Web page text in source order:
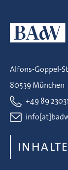
Alfons-Goppel-
80539 München
+49 89
INHALTE